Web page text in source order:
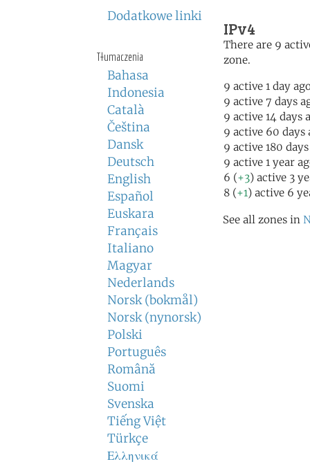
Dodatkowe linki
Tłumaczenia
Bahasa
Indonesia
Català
Čeština
Dansk
Deutsch
English
Español
Euskara
Français
Italiano
Magyar
Nederlands
Norsk (bokmål)
Norsk (nynorsk)
Polski
Português
Română
Suomi
Svenska
Tiếng Việt
Türkçe
Ελληνικά
IPv4
There are 9
zone.
9 active 1 day
9 active 7 days
9 active 14 days
9 active 60 days
9 active 180
9 active 1 year
6 (+3) active 3
8 (+1) active 6
See all zones in